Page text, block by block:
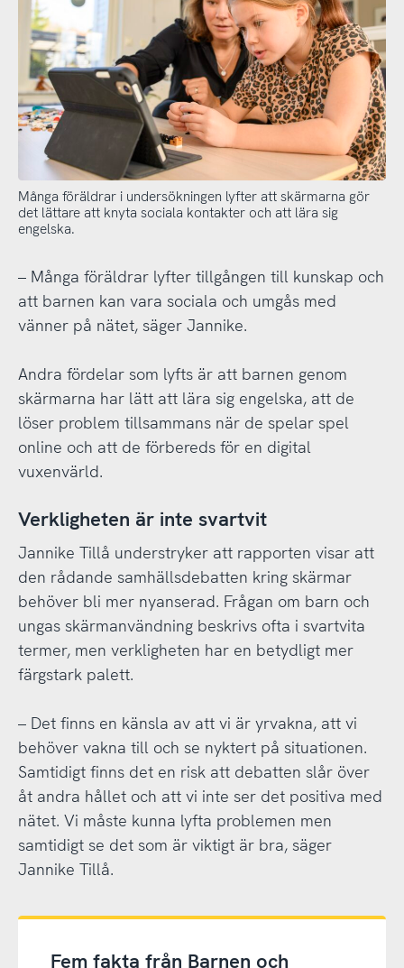
Många föräldrar i undersökningen lyfter att skärmarna gör
det lättare att knyta sociala kontakter och att lära sig
engelska.
– Många föräldrar lyfter tillgången till kunskap och
att barnen kan vara sociala och umgås med
vänner på nätet, säger Jannike.
Andra fördelar som lyfts är att barnen genom
skärmarna har lätt att lära sig engelska, att de
löser problem tillsammans när de spelar spel
online och att de förbereds för en digital
vuxenvärld.
Verkligheten är inte svartvit
Jannike Tillå understryker att rapporten visar att
den rådande samhällsdebatten kring skärmar
behöver bli mer nyanserad. Frågan om barn och
ungas skärmanvändning beskrivs ofta i svartvita
termer, men verkligheten har en betydligt mer
färgstark palett.
– Det finns en känsla av att vi är yrvakna, att vi
behöver vakna till och se nyktert på situationen.
Samtidigt finns det en risk att debatten slår över
åt andra hållet och att vi inte ser det positiva med
nätet. Vi måste kunna lyfta problemen men
samtidigt se det som är viktigt är bra, säger
Jannike Tillå.
Fem fakta från Barnen och